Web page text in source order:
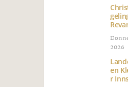
2026
en
r